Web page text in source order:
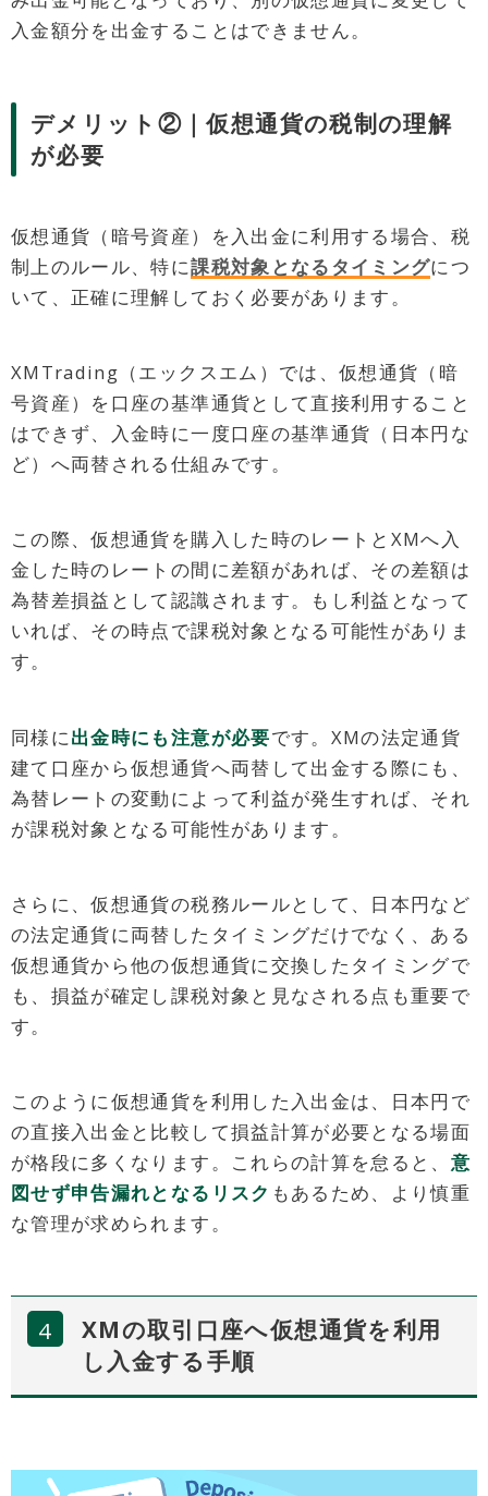
入金額分を出金することはできません。
デメリット②｜仮想通貨の税制の理解
が必要
仮想通貨（暗号資産）を入出金に利用する場合、税
制上のルール、特に課税対象となるタイミングにつ
いて、正確に理解しておく必要があります。
XMTrading（エックスエム）では、仮想通貨（暗
号資産）を口座の基準通貨として直接利用すること
はできず、入金時に一度口座の基準通貨（日本円な
ど）へ両替される仕組みです。
この際、仮想通貨を購入した時のレートとXMへ入
金した時のレートの間に差額があれば、その差額は
為替差損益として認識されます。もし利益となって
いれば、その時点で課税対象となる可能性がありま
す。
同様に出金時にも注意が必要です。XMの法定通貨
建て口座から仮想通貨へ両替して出金する際にも、
為替レートの変動によって利益が発生すれば、それ
が課税対象となる可能性があります。
さらに、仮想通貨の税務ルールとして、日本円など
の法定通貨に両替したタイミングだけでなく、ある
仮想通貨から他の仮想通貨に交換したタイミングで
も、損益が確定し課税対象と見なされる点も重要で
す。
このように仮想通貨を利用した入出金は、日本円で
の直接入出金と比較して損益計算が必要となる場面
が格段に多くなります。これらの計算を怠ると、 意
図せず申告漏れとなるリスク もあるため、より慎重
な管理が求められます。
XMの取引口座へ仮想通貨を利用
し入金する手順